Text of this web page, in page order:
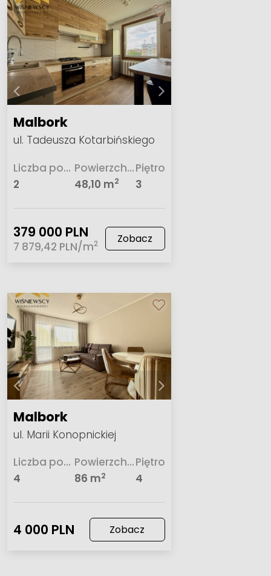
Malbork
ul. Tadeusza Kotarbińskiego
Liczba pokoi
2
Powierzchnia
48,10 m2
Piętro
3
379 000 PLN
7 879,42 PLN/m2 Zobacz
Malbork
ul. Marii Konopnickiej
Liczba pokoi
4
Powierzchnia
86 m2
Piętro
4
4 000 PLN Zobacz